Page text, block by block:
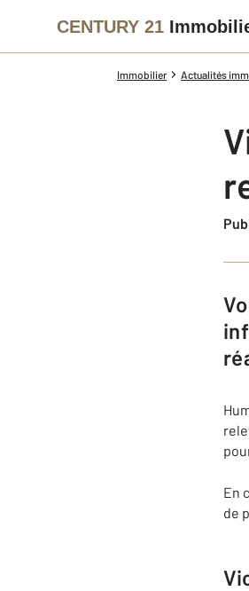
CENTURY 21
Immobilier Actualités
Vous constatez un problème grave après votre achat immobilier ? Humidité,
En
de